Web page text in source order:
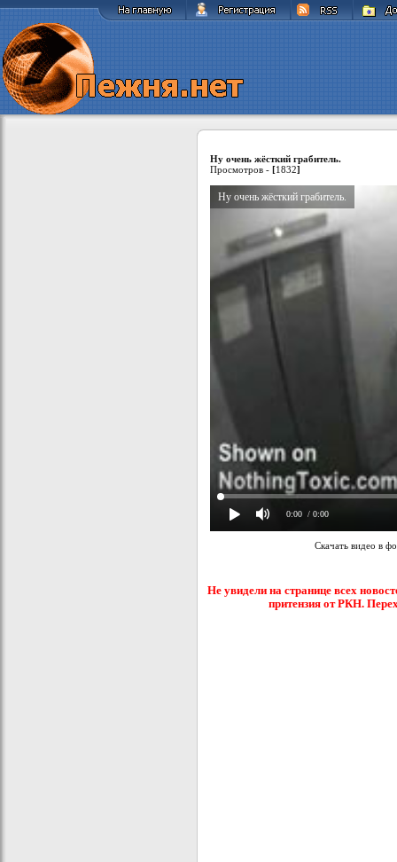
Ну очень жёсткий грабитель.
Просмотров - [1832]
Ну очень жёсткий грабитель.
0:00 / 0:00
Скачать видео в
Не увидели на странице всех
притензия от РКН.